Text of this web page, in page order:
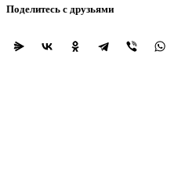
Поделитесь с друзьями